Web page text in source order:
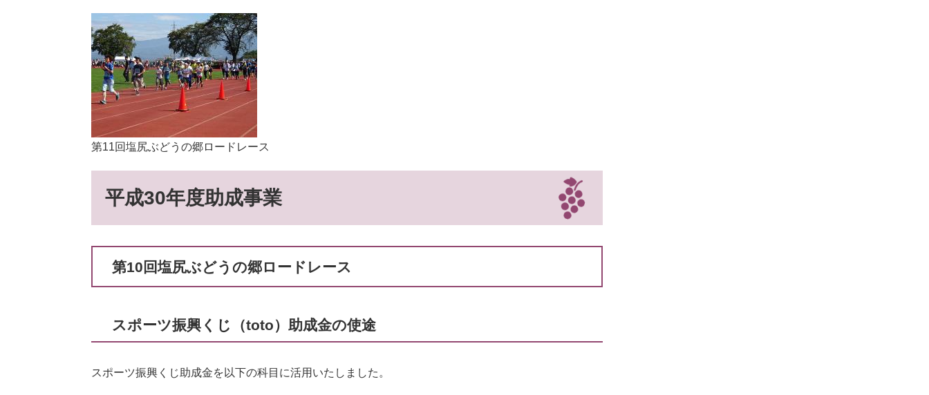
第11回塩尻ぶどうの郷ロードレース
平成30年度助成事業
第10回塩尻ぶどうの郷ロードレース
スポーツ振興くじ（toto）助成金の使途
スポーツ振興くじ助成金を以下の科目に活用いたしました。